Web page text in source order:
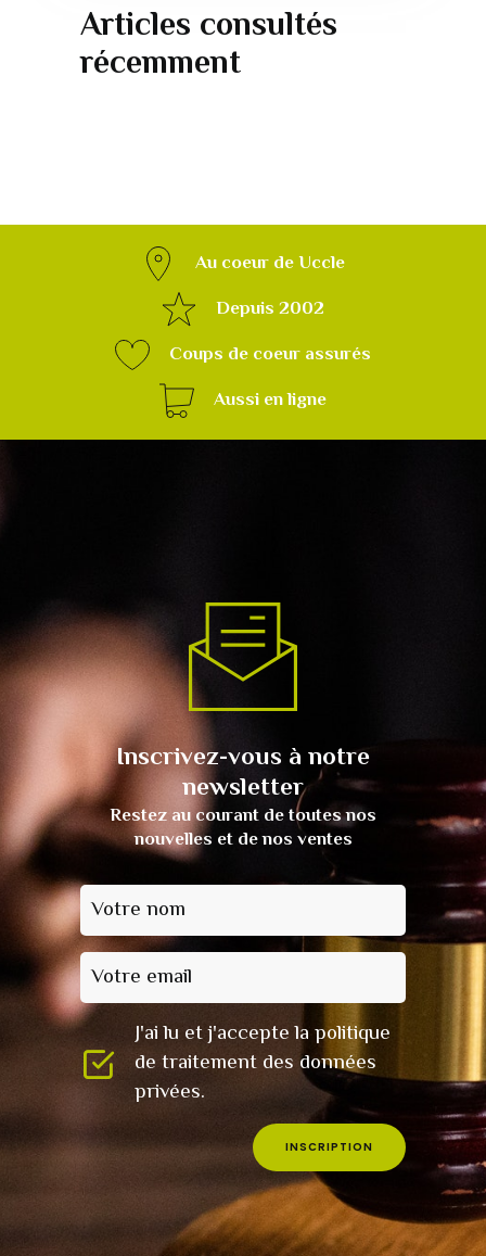
Articles consultés
récemment
Au coeur de Uccle
Depuis 2002
Coups de coeur assurés
Aussi en ligne
Inscrivez-vous à notre
newsletter
Restez au courant de toutes nos
nouvelles et de nos ventes
Votre nom
Votre email
J'ai lu et j'accepte la politique
de traitement des données
privées.
INSCRIPTION